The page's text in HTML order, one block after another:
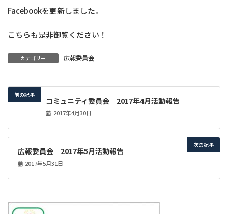
Facebookを更新しました。
こちらも是非御覧ください！
カテゴリー 広報委員会
前の記事
コミュニティ委員会 2017年4月活動報告
2017年4月30日
次の記事
広報委員会 2017年5月活動報告
2017年5月31日